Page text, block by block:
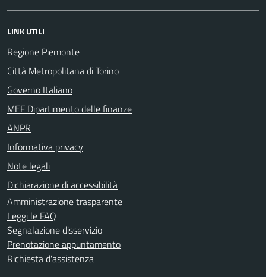
LINK UTILI
Regione Piemonte
Città Metropolitana di Torino
Governo Italiano
MEF Dipartimento delle finanze
ANPR
Informativa privacy
Note legali
Dichiarazione di accessibilità
Amministrazione trasparente
Leggi le FAQ
Segnalazione disservizio
Prenotazione appuntamento
Richiesta d'assistenza